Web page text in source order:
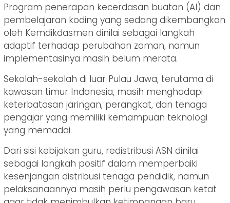
Program penerapan kecerdasan buatan (AI) dan
pembelajaran koding yang sedang dikembangkan
oleh Kemdikdasmen dinilai sebagai langkah
adaptif terhadap perubahan zaman, namun
implementasinya masih belum merata.
Sekolah-sekolah di luar Pulau Jawa, terutama di
kawasan timur Indonesia, masih menghadapi
keterbatasan jaringan, perangkat, dan tenaga
pengajar yang memiliki kemampuan teknologi
yang memadai.
Dari sisi kebijakan guru, redistribusi ASN dinilai
sebagai langkah positif dalam memperbaiki
kesenjangan distribusi tenaga pendidik, namun
pelaksanaannya masih perlu pengawasan ketat